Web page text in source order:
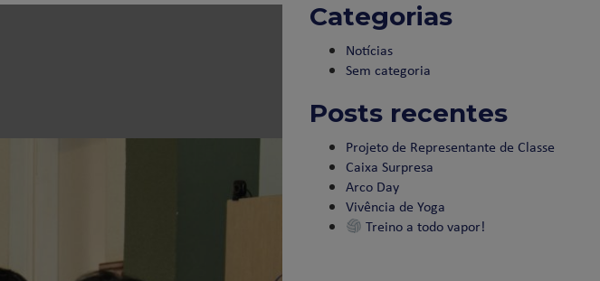
Categorias
Notícias
Sem categoria
Posts recentes
Projeto de Representante de Classe
Caixa Surpresa
Arco Day
Vivência de Yoga
Treino a todo vapor!